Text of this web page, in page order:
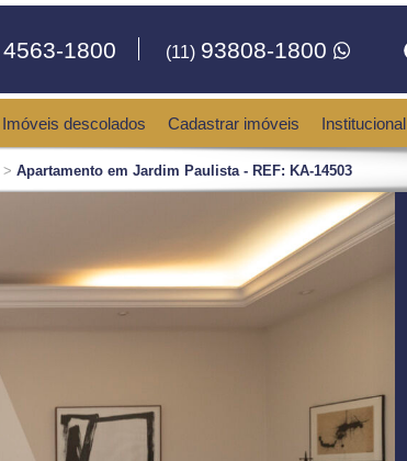
4563-1800 (11) 93808-1800
Imóveis descolados Cadastrar imóveis Institucional
> Apartamento em Jardim Paulista - REF: KA-14503